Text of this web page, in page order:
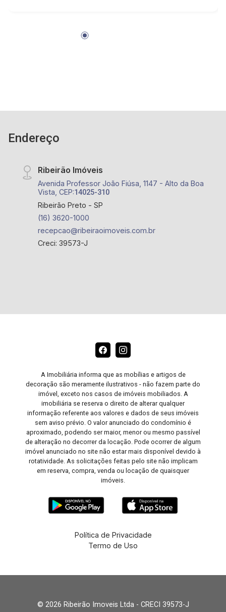
Endereço
Ribeirão Imóveis
Avenida Professor João Fiúsa, 1147 - Alto da Boa
Vista, CEP:14025-310
Ribeirão Preto - SP
(16) 3620-1000
recepcao@ribeiraoimoveis.com.br
Creci: 39573-J
A Imobiliária informa que as mobílias e artigos de
decoração são meramente ilustrativos - não fazem parte do
imóvel, exceto nos casos de imóveis mobiliados. A
imobiliária se reserva o direito de alterar qualquer
informação referente aos valores e dados de seus imóveis
sem aviso prévio. O valor anunciado do condomínio é
aproximado, podendo ser maior, menor ou mesmo passível
de alteração no decorrer da locação. Pode ocorrer de algum
imóvel anunciado no site não estar mais disponível devido à
rotatividade. As solicitações feitas pelo site não implicam
em reserva, compra, venda ou locação de quaisquer
imóveis.
Política de Privacidade
Termo de Uso
© 2026 Ribeirão Imoveis Ltda - CRECI 39573-J